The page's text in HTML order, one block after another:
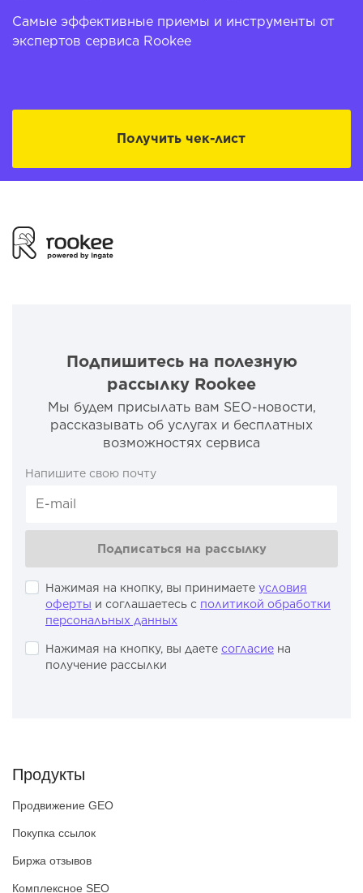
Самые эффективные приемы и инструменты от
экспертов сервиса Rookee
Получить чек-лист
Подпишитесь на полезную
рассылку Rookee
Мы будем присылать вам SEO-новости,
рассказывать об услугах и бесплатных
возможностях сервиса
Напишите свою почту
Подписаться на рассылку
Нажимая на кнопку, вы принимаете условия
оферты и соглашаетесь с политикой обработки
персональных данных
Нажимая на кнопку, вы даете согласие на
получение рассылки
Продукты
Продвижение GEO
Покупка ссылок
Биржа отзывов
Комплексное SEO